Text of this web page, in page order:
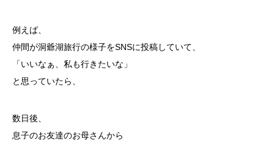
例えば、
仲間が洞爺湖旅行の様子をSNSに投稿していて、
「いいなぁ、私も行きたいな」
と思っていたら、
数日後、
息子のお友達のお母さんから